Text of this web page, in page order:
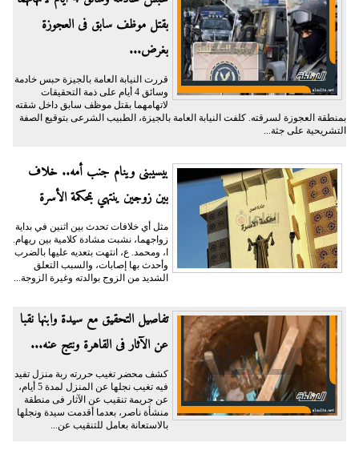
بقتل موظف سابق فى العجوزة
بغرض...
قررت النيابة العامة بالجيزة حبس خادمة
وسائق 4 أيام على ذمة التحقيقات
لاتهامهما بقتل موظف سابق داخل شقته
بمنطقة العجوزة لسرقته. كلفت النيابة العامة بالجيزة، الطبيب الشرعى بتوقيع الصفة
التشريحية على جثة...
بيسيبنى وينام جنب أمه.. خلاف
بين زوجين ينتهي بمحكمة الأسرة
مثل أي خلافات تحدث بين اثنين في بداية
زواجهما، نشبت مشادة كلامية بين ريهام.
ا، ومحمد. ع، انتهت بتعديه عليها بالضرب
وأحدث بها إصابات، والسبب التعلق
الشديد من الزوج بوالدته وغيرة الزوجة...
تفاصيل التحقيق مع سيدة وابنها نقبا
عن الآثار فى القاهرة ونتج عنه...
كشف محضر تغيب حررته ربة منزل تفيد
فيه تغيب نجلها عن المنزل لمدة 5 أيام،
عن جريمة تنقيب عن الآثار فى منطقة
منشأة ناصر، بعدما أقدمت سيدة ونجلها
بالاستعانة بعامل للتنقيب عن...